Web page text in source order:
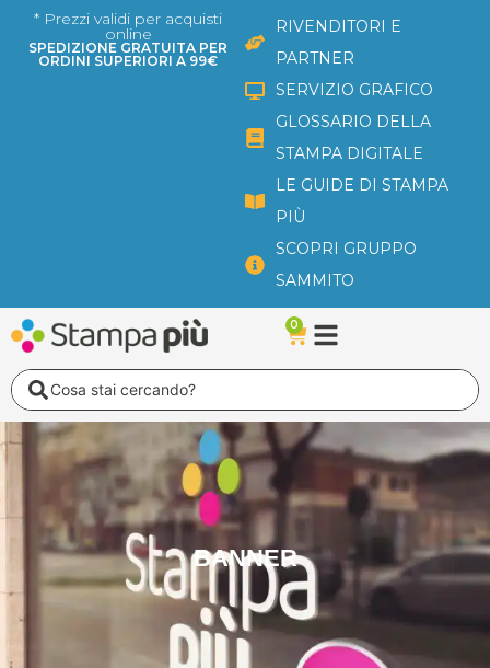
* Prezzi validi per acquisti
online
SPEDIZIONE GRATUITA PER
ORDINI SUPERIORI A 99€
RIVENDITORI E
PARTNER
SERVIZIO GRAFICO
GLOSSARIO DELLA
STAMPA DIGITALE
LE GUIDE DI STAMPA
PIÙ
SCOPRI GRUPPO
SAMMITO
0
Carrello
Search
...
BANNER